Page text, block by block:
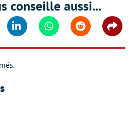
conseille aussi...
Linkedin WhatsappReddit